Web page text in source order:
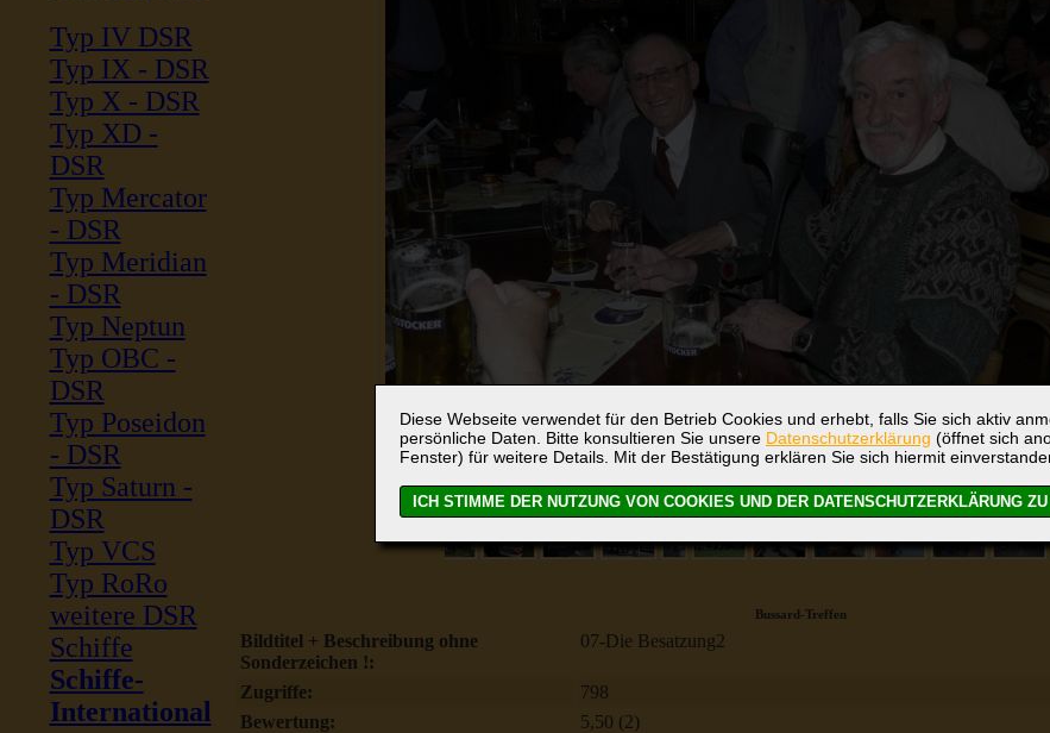
Diese Webseite verwendet für den Betrieb Cookies und erhebt, falls Sie sich aktiv
persönliche Daten. Bitte konsultieren Sie unsere Datenschutzerklärung (öffnet sich
Fenster) für weitere Details. Mit der Bestätigung erklären Sie sich hiermit
Typ IV DSR
Typ IX - DSR
Typ X - DSR
Typ XD -
DSR
Typ Mercator
- DSR
Typ Meridian
- DSR
Typ Neptun
Typ OBC -
DSR
Typ Poseidon
- DSR
Typ Saturn -
DSR
Typ VCS
Typ RoRo
weitere DSR
Schiffe
Schiffe-
International
Bussard-Treffen
Bildtitel + Beschreibung ohne
Sonderzeichen !:
07-Die Besatzung2
Zugriffe:
798
Bewertung:
5,50 (2)